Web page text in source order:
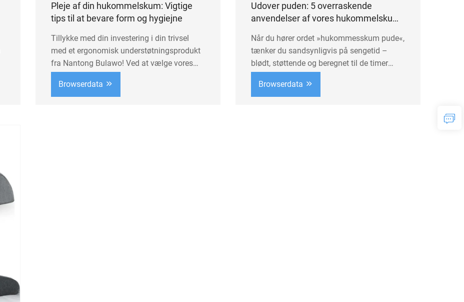
Pleje af din hukommelskum: Vigtige
tips til at bevare form og hygiejne
Tillykke med din investering i din trivsel
med et ergonomisk understøtningsprodukt
fra Nantong Bulawo! Ved at vælge vores
og -understøtninger har du sat fokus på
Browserdata
Udover puden: 5 overraskende
anvendelser af vores hukommelskum-
Når du hører ordet »hukommesskum pude«,
tænker du sandsynligvis på sengetid –
blødt, støttende og beregnet til de timer
Nantong Bulawo mener vi, at ægte komfort
Browserdata